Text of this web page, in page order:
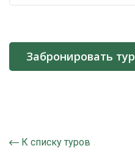
Забронировать тур
К списку туров